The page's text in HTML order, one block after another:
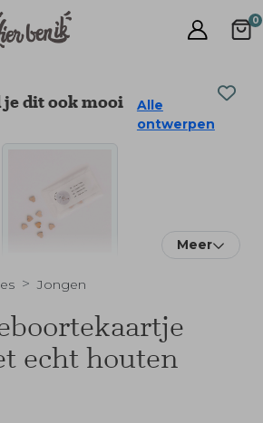
0
dit ook mooi
Alle
ontwerpen
Meer
Jongen
echt houten